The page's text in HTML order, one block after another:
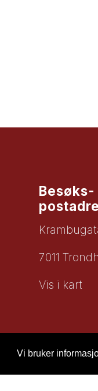
Vi bruker
Besøks-
7011
Vis i kart